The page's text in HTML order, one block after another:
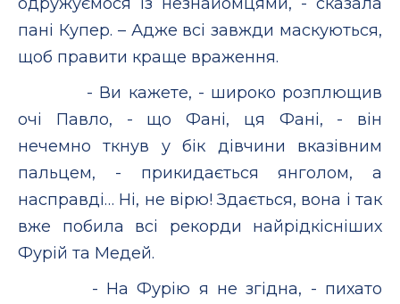
пані Купер. – Адже всі завжди маскуються,
щоб правити краще враження.
- Ви кажете, - широко розплющив
очі Павло, - що Фані, ця Фані, - він
нечемно ткнув у бік дівчини вказівним
пальцем, - прикидається янголом, а
насправді… Ні, не вірю! Здається, вона і так
вже побила всі рекорди найрідкісніших
Фурій та Медей.
- На Фурію я не згідна, - пихато